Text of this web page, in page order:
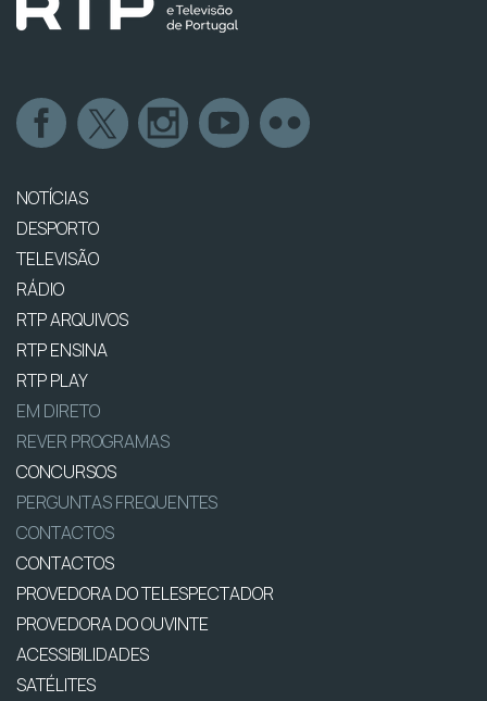
NOTÍCIAS
DESPORTO
TELEVISÃO
RÁDIO
RTP ARQUIVOS
RTP ENSINA
RTP PLAY
EM DIRETO
REVER PROGRAMAS
CONCURSOS
PERGUNTAS FREQUENTES
CONTACTOS
CONTACTOS
PROVEDORA DO TELESPECTADOR
PROVEDORA DO OUVINTE
ACESSIBILIDADES
SATÉLITES